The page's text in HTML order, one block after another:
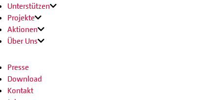
Unterstützen
Projekte
Aktionen
Über Uns
Presse
Download
Kontakt